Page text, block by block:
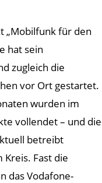
„Mobilfunk für den
hat sein
zugleich die
vor Ort gestartet.
wurden im
vollendet – und die
betreibt
Fast die
das Vodafone-